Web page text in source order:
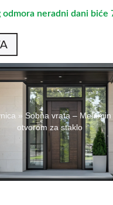
odmora neradni dani biće
» Sobna vrata –
otvorom za staklo